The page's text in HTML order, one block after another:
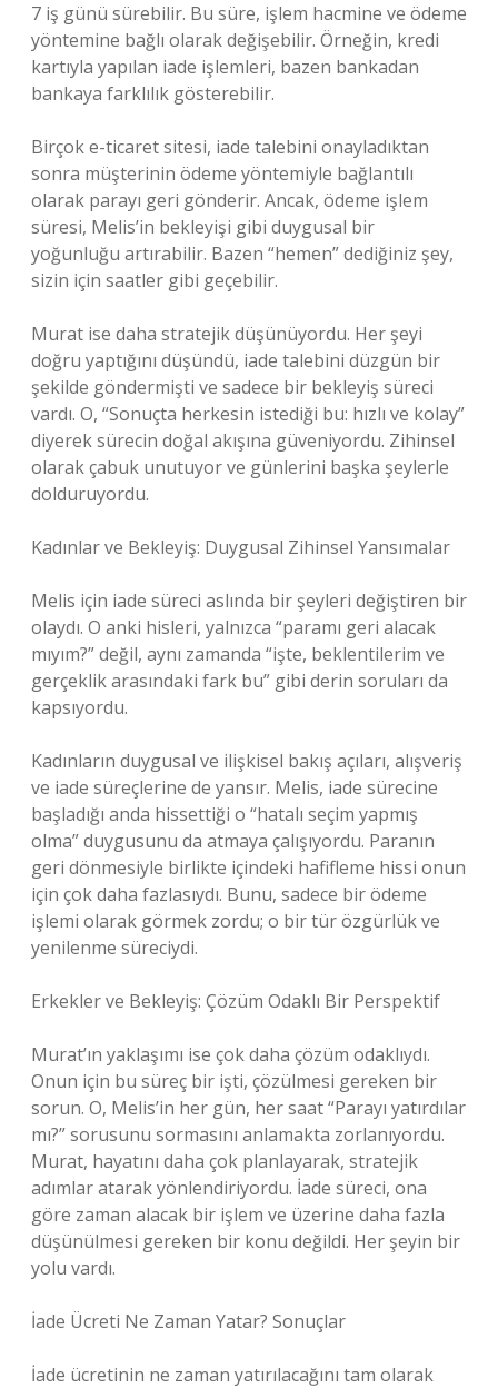
7 iş günü sürebilir. Bu süre, işlem hacmine ve ödeme
yöntemine bağlı olarak değişebilir. Örneğin, kredi
kartıyla yapılan iade işlemleri, bazen bankadan
bankaya farklılık gösterebilir.
Birçok e-ticaret sitesi, iade talebini onayladıktan
sonra müşterinin ödeme yöntemiyle bağlantılı
olarak parayı geri gönderir. Ancak, ödeme işlem
süresi, Melis’in bekleyişi gibi duygusal bir
yoğunluğu artırabilir. Bazen “hemen” dediğiniz şey,
sizin için saatler gibi geçebilir.
Murat ise daha stratejik düşünüyordu. Her şeyi
doğru yaptığını düşündü, iade talebini düzgün bir
şekilde göndermişti ve sadece bir bekleyiş süreci
vardı. O, “Sonuçta herkesin istediği bu: hızlı ve kolay”
diyerek sürecin doğal akışına güveniyordu. Zihinsel
olarak çabuk unutuyor ve günlerini başka şeylerle
dolduruyordu.
Kadınlar ve Bekleyiş: Duygusal Zihinsel Yansımalar
Melis için iade süreci aslında bir şeyleri değiştiren bir
olaydı. O anki hisleri, yalnızca “paramı geri alacak
mıyım?” değil, aynı zamanda “işte, beklentilerim ve
gerçeklik arasındaki fark bu” gibi derin soruları da
kapsıyordu.
Kadınların duygusal ve ilişkisel bakış açıları, alışveriş
ve iade süreçlerine de yansır. Melis, iade sürecine
başladığı anda hissettiği o “hatalı seçim yapmış
olma” duygusunu da atmaya çalışıyordu. Paranın
geri dönmesiyle birlikte içindeki hafifleme hissi onun
için çok daha fazlasıydı. Bunu, sadece bir ödeme
işlemi olarak görmek zordu; o bir tür özgürlük ve
yenilenme süreciydi.
Erkekler ve Bekleyiş: Çözüm Odaklı Bir Perspektif
Murat’ın yaklaşımı ise çok daha çözüm odaklıydı.
Onun için bu süreç bir işti, çözülmesi gereken bir
sorun. O, Melis’in her gün, her saat “Parayı yatırdılar
mı?” sorusunu sormasını anlamakta zorlanıyordu.
Murat, hayatını daha çok planlayarak, stratejik
adımlar atarak yönlendiriyordu. İade süreci, ona
göre zaman alacak bir işlem ve üzerine daha fazla
düşünülmesi gereken bir konu değildi. Her şeyin bir
yolu vardı.
İade Ücreti Ne Zaman Yatar? Sonuçlar
İade ücretinin ne zaman yatırılacağını tam olarak